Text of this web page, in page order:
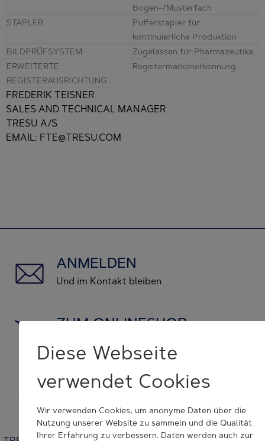
Bogen-/Musterfach
STAPLER
Pufferstapler für
kontinuierliche Produktion
BILDPRÜFSYSTEM
Zugelassen für Pharmazeutika
ERWEITERTE
REGISTERAUSRICHTUNG
Registermarkenerkennung
FREDERIK TEISNER
SALES AND TECHNICAL MANAGER
TRESU A/S
EMAIL: FTE@TRESU.COM
ANMELDEN
Und im Kontakt bleiben
ZUM ONLINESHOP
KONTAKT NEHMEN
Diese Webseite
verwendet Cookies
Wir verwenden Cookies, um anonyme Daten über die
Nutzung unserer Website zu sammeln und die Qualität
Ihrer Erfahrung zu verbessern. Daten werden auch zur